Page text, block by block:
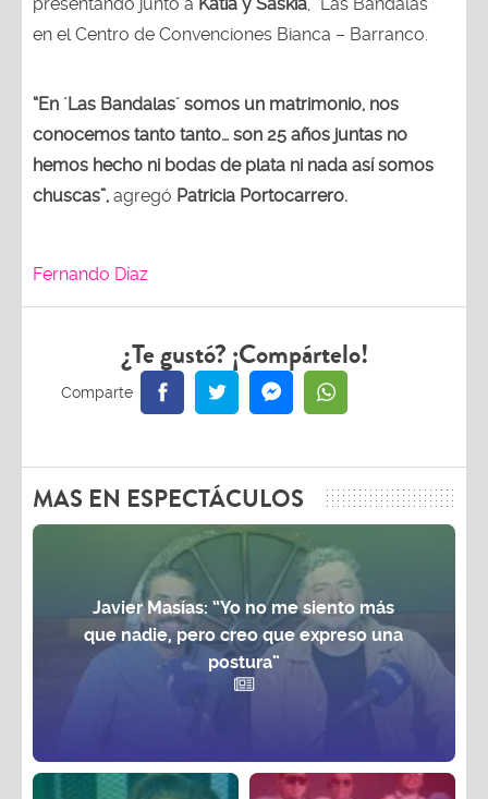
en el Centro de Convenciones Bianca – Barranco.
“En ´Las Bandalas´ somos un matrimonio, nos
conocemos tanto tanto… son 25 años juntas no
hemos hecho ni bodas de plata ni nada así somos
chuscas”, agregó Patricia Portocarrero.
Fernando Díaz
¿Te gustó? ¡Compártelo!
MAS EN ESPECTÁCULOS
Javier Masías: “Yo no me siento más
que nadie, pero creo que expreso una
postura”